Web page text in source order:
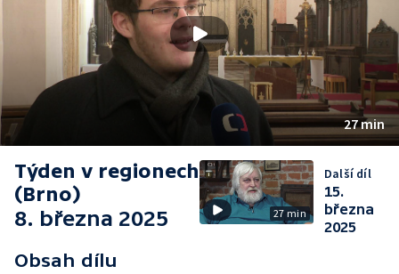
27 min
Týden v regionech
(Brno)
8. března 2025
Obsah dílu
27 min
Další díl
15.
března
2025